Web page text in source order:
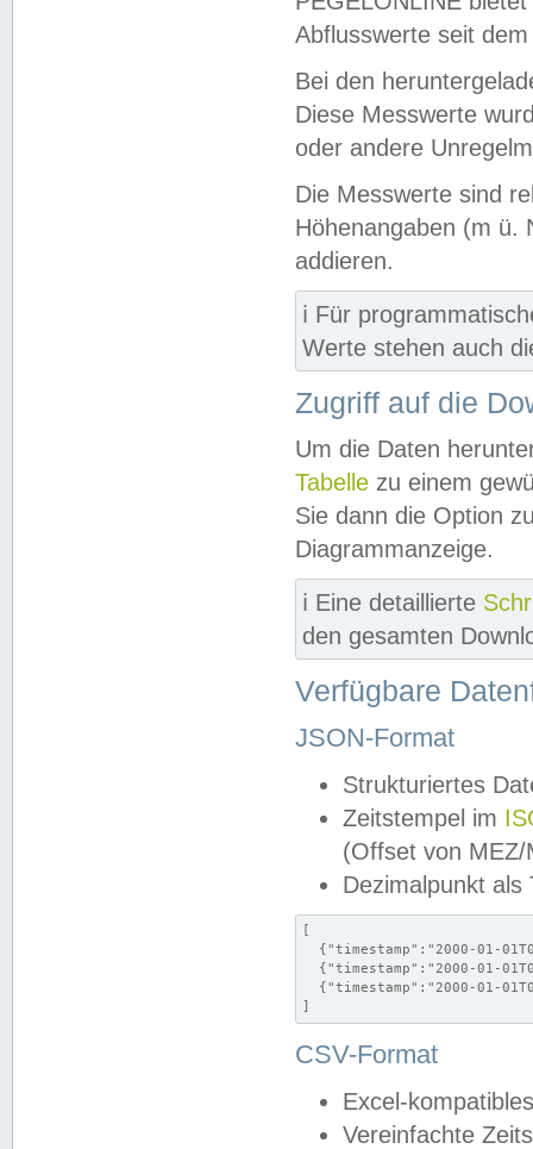
Abflusswerte seit
Bei den
Diese Messwerte
oder andere
Die Messwerte sind
Höhenangaben (m ü.
addieren.
ℹ️ Für
Werte stehen auch
Zugriff auf die
Um die Daten
Tabelle zu einem
Sie dann die Option
Diagrammanzeige.
ℹ️ Eine detaillierte
den gesamten
Verfügbare
JSON-Format
Strukturiertes
Zeitstempel im
(Offset von MEZ/
Dezimalpunkt als
[
{"timestamp":"2000-01-
{"timestamp":"2000-01-
{"timestamp":"2000-01-
]
CSV-Format
Excel-
Vereinfachte